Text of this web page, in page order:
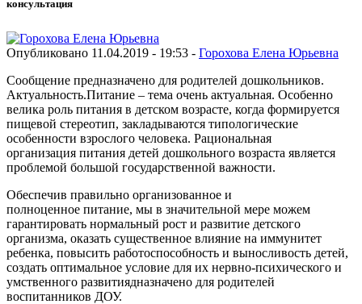
консультация
Опубликовано 11.04.2019 - 19:53 - Горохова Елена Юрьевна
Сообщение предназначено для родителей дошкольников.
Актуальность.Питание – тема очень актуальная. Особенно
велика роль питания в детском возрасте, когда формируется
пищевой стереотип, закладываются типологические
особенности взрослого человека. Рациональная
организация питания детей дошкольного возраста является
проблемой большой государственной важности.
Обеспечив правильно организованное и
полноценное питание, мы в значительной мере можем
гарантировать нормальный рост и развитие детского
организма, оказать существенное влияние на иммунитет
ребенка, повысить работоспособность и выносливость детей,
создать оптимальное условие для их нервно-психического и
умственного развитиядназначено для родителей
воспитанников ДОУ.